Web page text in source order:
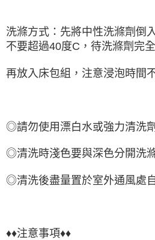
洗滌方式：先將中性洗滌劑倒
不要超過40度C，待洗滌劑完
再放入床包組，注意浸泡時間
◎請勿使用漂白水或強力清洗劑
◎清洗時淺色要與深色分開洗
◎清洗後盡量置於室外通風處
♦♦注意事項♦♦